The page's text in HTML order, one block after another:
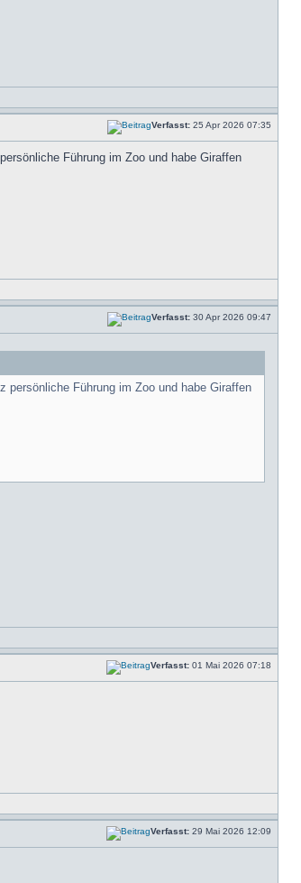
Verfasst: 25 Apr 2026 07:35
Führung im Zoo und habe Giraffen
Verfasst: 30 Apr 2026 09:47
persönliche Führung im Zoo und habe Giraffen
Verfasst: 01 Mai 2026 07:18
Verfasst: 29 Mai 2026 12:09